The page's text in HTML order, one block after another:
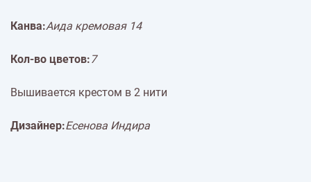
Канва:Аида кремовая 14
Кол-во цветов:7
Вышивается крестом в 2 нити
Дизайнер:Есенова Индира